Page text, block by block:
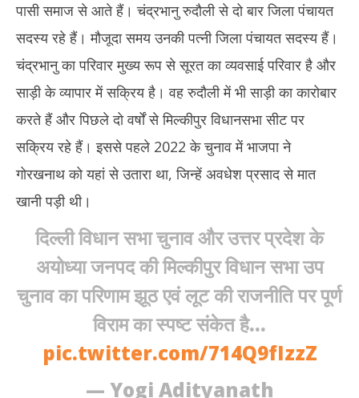
पासी समाज से आते हैं। चंद्रभानु रुदौली से दो बार जिला पंचायत
सदस्य रहे हैं। मौजूदा समय उनकी पत्नी जिला पंचायत सदस्य हैं।
चंद्रभानु का परिवार मुख्य रूप से सूरत का व्यवसाई परिवार है और
साड़ी के व्यापार में सक्रिय है। वह रुदौली में भी साड़ी का कारोबार
करते हैं और पिछले दो वर्षों से मिल्कीपुर विधानसभा सीट पर
सक्रिय रहे हैं। इससे पहले 2022 के चुनाव में भाजपा ने
गोरखनाथ को यहां से उतारा था, जिन्हें अवधेश प्रसाद से मात
खानी पड़ी थी।
दिल्ली विधान सभा चुनाव और उत्तर प्रदेश के
अयोध्या जनपद की मिल्कीपुर विधान सभा उप
चुनाव का परिणाम झूठ एवं लूट की राजनीति पर पूर्ण
विराम का स्पष्ट संकेत है…
pic.twitter.com/714Q9fIzzZ
— Yogi Adityanath